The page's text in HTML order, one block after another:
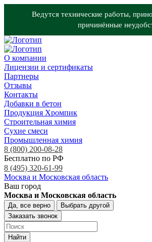
Ведутся технические работы,
причинённые
О компании
Лицензии и сертификаты
Партнеры
Отзывы
Контакты
Добавки в бетон
Продукция Хромпик
Строительная химия
Сухие смеси
Промышленная химия
8 (800) 200-08-28
Бесплатно по РФ
8 (495) 320-61-99
Москва и Московская область
Ваш город
Москва и Московская область
Да, все верно
Выбрать другой
Заказать звонок
Найти